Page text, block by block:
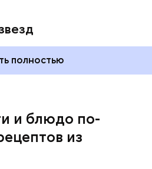
полностью
и блюдо по-
из
не для всех дыня
очередь ее стоит
людям: